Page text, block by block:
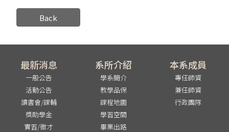
Back
最新消息
一般公告
活動公告
讀書會/課輔
獎助學金
實習/徵才
系所介紹
學系簡介
教學品保
課程地圖
學習空間
畢業出路
本系成員
專任師資
兼任師資
行政團隊